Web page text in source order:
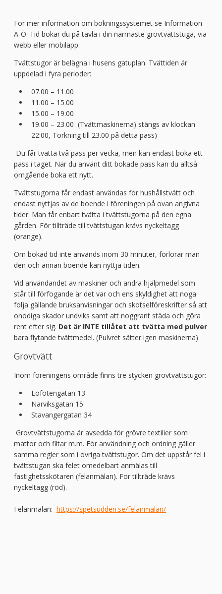
För mer information om bokningssystemet se Information
A-Ö. Tid bokar du på tavla i din närmaste grovtvättstuga, via
webb eller mobilapp.
Tvättstugor är belägna i husens gatuplan. Tvättiden är
uppdelad i fyra perioder:
07.00 – 11.00
11.00 – 15.00
15.00 – 19.00
19.00 – 23.00 (Tvättmaskinerna) stängs av klockan
22:00, Torkning till 23.00 på detta pass)
Du får tvätta två pass per vecka, men kan endast boka ett
pass i taget. När du använt ditt bokade pass kan du alltså
omgående boka ett nytt.
Tvättstugorna får endast användas för hushållstvätt och
endast nyttjas av de boende i föreningen på ovan angivna
tider. Man får enbart tvätta i tvättstugorna på den egna
gården. För tillträde till tvättstugan krävs nyckeltagg
(orange).
Om bokad tid inte används inom 30 minuter, förlorar man
den och annan boende kan nyttja tiden.
Vid användandet av maskiner och andra hjälpmedel som
står till förfogande är det var och ens skyldighet att noga
följa gällande bruksanvisningar och skötselföreskrifter så att
onödiga skador undviks samt att noggrant städa och göra
rent efter sig. Det är INTE tillåtet att tvätta med pulver
bara flytande tvättmedel. (Pulvret sätter igen maskinerna)
Grovtvätt
Inom föreningens område finns tre stycken grovtvättstugor:
Lofotengatan 13
Narviksgatan 15
Stavangergatan 34
Grovtvättstugorna är avsedda för grövre textilier som
mattor och filtar m.m. För användning och ordning gäller
samma regler som i övriga tvättstugor. Om det uppstår fel i
tvättstugan ska felet omedelbart anmälas till
fastighetsskötaren (felanmälan). För tillträde krävs
nyckeltagg (röd).
Felanmälan: https://spetsudden.se/felanmalan/